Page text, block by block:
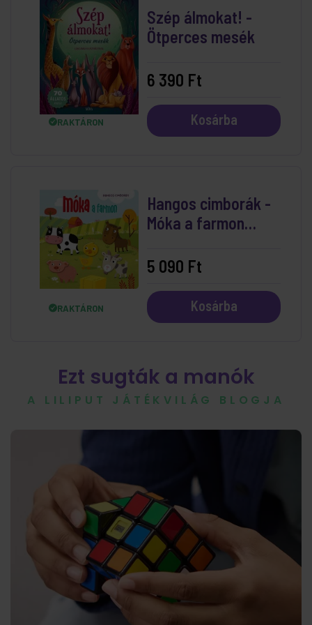
RAKTÁRON
Szép álmokat! -
Ötperces mesék
6 390 Ft
Kosárba
RAKTÁRON
Hangos cimborák -
Móka a farmon
5 090 Ft
Kosárba
Ezt sugták a manók
A LILIPUT JÁTÉKVILÁG BLOGJA